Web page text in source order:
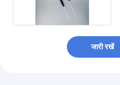
जारी रखें